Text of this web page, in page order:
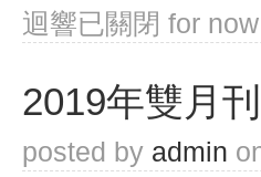
迴響已關閉 for now
2019年雙月刊
posted by admin